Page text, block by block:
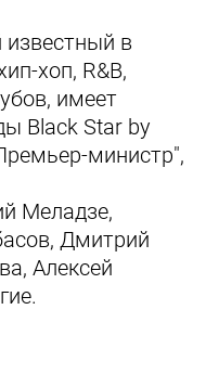
в
хоп, R&B,
имеет
Black Star by
министр",
Меладзе,
Дмитрий
Алексей